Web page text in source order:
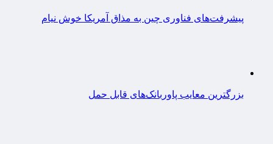
پیشرفت‌های فناوری چین به مذاق آمریکا خوش نیام
بزرگترین معایب پاوربانک‌های قابل حمل